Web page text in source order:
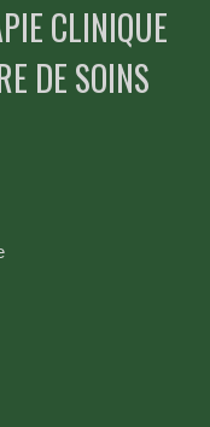
CLINIQUE
DE SOINS